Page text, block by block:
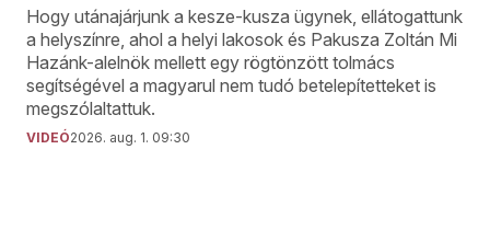
Hogy utánajárjunk a kesze-kusza ügynek, ellátogattunk
a helyszínre, ahol a helyi lakosok és Pakusza Zoltán Mi
Hazánk-alelnök mellett egy rögtönzött tolmács
segítségével a magyarul nem tudó betelepítetteket is
megszólaltattuk.
VIDEÓ2026. aug. 1. 09:30